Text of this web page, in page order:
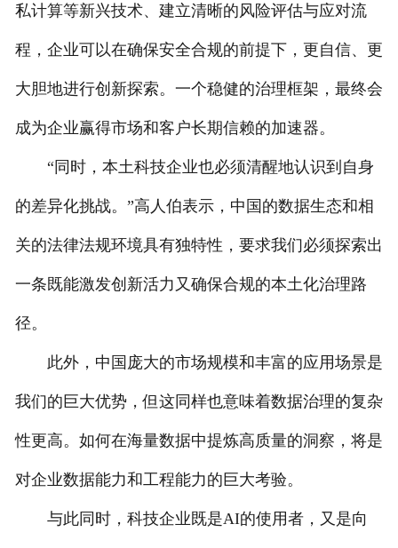
私计算等新兴技术、建立清晰的风险评估与应对流
程，企业可以在确保安全合规的前提下，更自信、更
大胆地进行创新探索。一个稳健的治理框架，最终会
成为企业赢得市场和客户长期信赖的加速器。
“同时，本土科技企业也必须清醒地认识到自身
的差异化挑战。”高人伯表示，中国的数据生态和相
关的法律法规环境具有独特性，要求我们必须探索出
一条既能激发创新活力又确保合规的本土化治理路
径。
此外，中国庞大的市场规模和丰富的应用场景是
我们的巨大优势，但这同样也意味着数据治理的复杂
性更高。如何在海量数据中提炼高质量的洞察，将是
对企业数据能力和工程能力的巨大考验。
与此同时，科技企业既是AI的使用者，又是向